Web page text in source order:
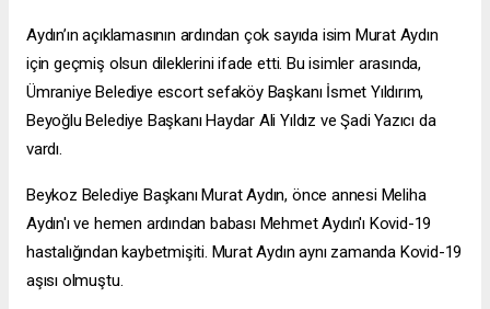
Aydın’ın açıklamasının ardından çok sayıda isim Murat Aydın
için geçmiş olsun dileklerini ifade etti. Bu isimler arasında,
Ümraniye Belediye escort sefaköyBaşkanı İsmet Yıldırım,
Beyoğlu Belediye Başkanı Haydar Ali Yıldız ve Şadi Yazıcı da
vardı.
Beykoz Belediye Başkanı Murat Aydın, önce annesi Meliha
Aydın'ı ve hemen ardından babası Mehmet Aydın'ı Kovid-19
hastalığından kaybetmişiti. Murat Aydın aynı zamanda Kovid-19
aşısı olmuştu.